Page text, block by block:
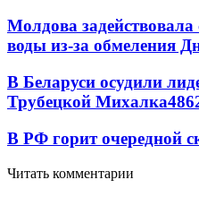
Молдова задействовала
воды из-за обмеления
В Беларуси осудили
Трубецкой Михалка
В РФ горит очередной
Читать комментарии